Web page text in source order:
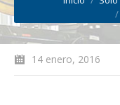
14 enero, 2016